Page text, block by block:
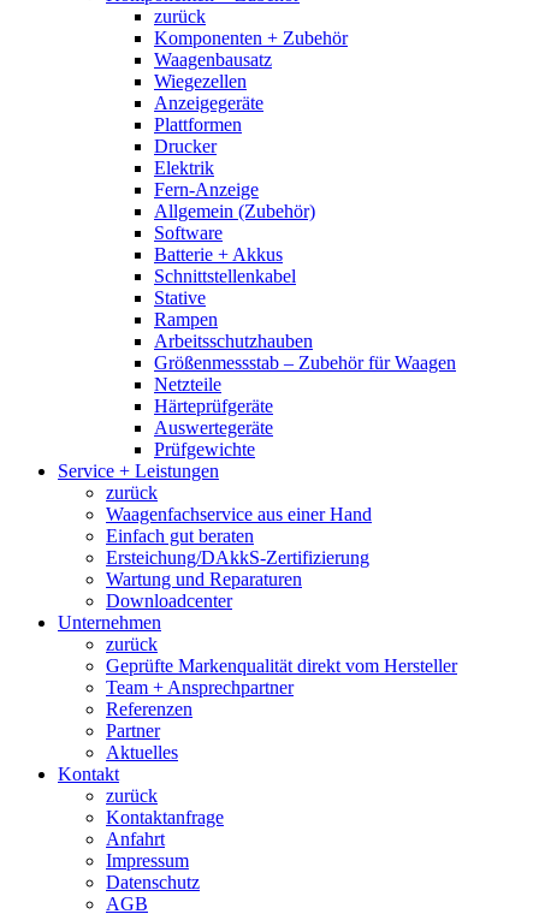
zurück
Komponenten + Zubehör
Waagenbausatz
Wiegezellen
Anzeigegeräte
Plattformen
Drucker
Elektrik
Fern-Anzeige
Allgemein (Zubehör)
Software
Batterie + Akkus
Schnittstellenkabel
Stative
Rampen
Arbeitsschutzhauben
Größenmessstab – Zubehör für Waagen
Netzteile
Härteprüfgeräte
Auswertegeräte
Prüfgewichte
Service + Leistungen
zurück
Waagenfachservice aus einer Hand
Einfach gut beraten
Ersteichung/DAkkS-Zertifizierung
Wartung und Reparaturen
Downloadcenter
Unternehmen
zurück
Geprüfte Markenqualität direkt vom Hersteller
Team + Ansprechpartner
Referenzen
Partner
Aktuelles
Kontakt
zurück
Kontaktanfrage
Anfahrt
Impressum
Datenschutz
AGB